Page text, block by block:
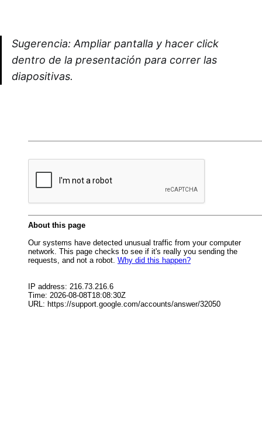
Sugerencia: Ampliar pantalla y hacer click
dentro de la presentación para correr las
diapositivas.